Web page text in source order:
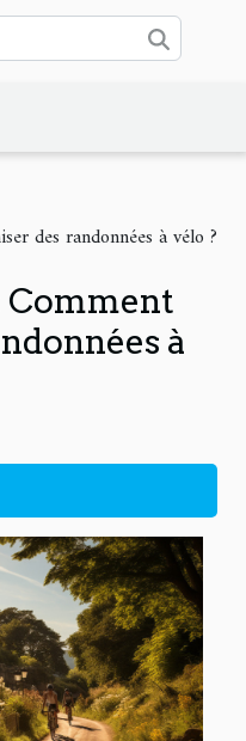
des randonnées à vélo ?
à